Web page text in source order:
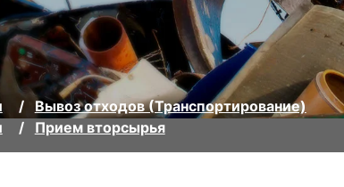
Вывоз отходов (Транспортирование)
Прием вторсырья